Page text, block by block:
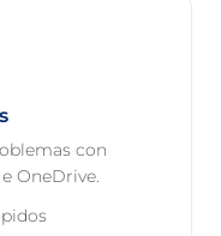
con
OneDrive.